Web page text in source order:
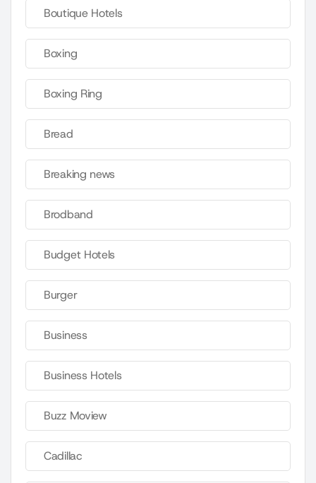
Boutique Hotels
Boxing
Boxing Ring
Bread
Breaking news
Brodband
Budget Hotels
Burger
Business
Business Hotels
Buzz Moview
Cadillac